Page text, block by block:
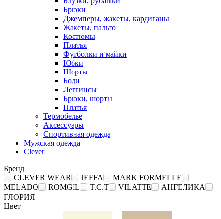
Брюки
Джемперы, жакеты, кардиганы
Жакеты, пальто
Костюмы
Платья
Футболки и майки
Юбки
Шорты
Боди
Леггинсы
Брюки, шорты
Платья
Термобелье
Аксессуары
Спортивная одежда
Мужская одежда
Clever
Бренд
CLEVER WEAR
JEFFA
MARK FORMELLE
MELADO
ROMGIL T.C.T VILATTE
АНГЕЛИКА
ГЛОРИЯ
Цвет